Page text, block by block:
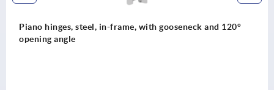
steel, in-frame, with gooseneck and 120°
angle